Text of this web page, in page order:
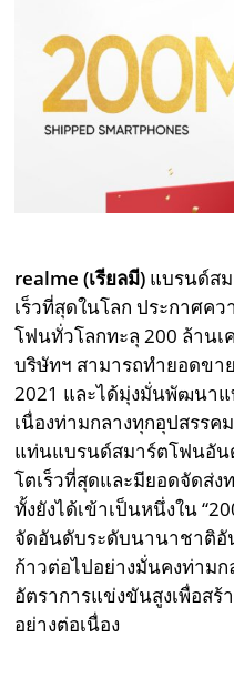
realme (เรียลมี) แบรนด์ส
เร็วที่สุดในโลก ประกาศค
โฟนทั่วโลกทะลุ 200 ล้านเ
บริษัทฯ สามารถทำยอดขา
2021 และได้มุ่งมั่นพัฒนา
เนื่องท่ามกลางทุกอุปสรร
แท่นแบรนด์สมาร์ตโฟนอัน
โตเร็วที่สุดและมียอดจัดส่ง
ทั้งยังได้เข้าเป็นหนึ่งใน
จัดอันดับระดับนานาชาติอั
ก้าวต่อไปอย่างมั่นคงท่าม
อัตราการแข่งขันสูงเพื่อสร้
อย่างต่อเนื่อง